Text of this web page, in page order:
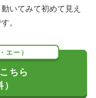
いてみて初めて見え
。
エー）
ちら